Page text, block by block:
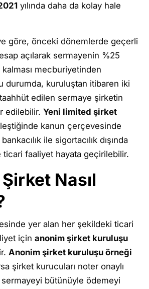
yılında daha da kolay hale
göre, önceki dönemlerde geçerli
açılarak sermayenin %25
kalması mecburiyetinden
durumda, kuruluştan itibaren iki
edilen sermaye şirketin
edilebilir. Yeni limited şirket
kanun çerçevesinde
ile sigortacılık dışında
ticari faaliyet hayata geçirilebilir.
Nasıl
yer alan her şekildeki ticari
için anonim şirket kuruluşu
Anonim şirket kuruluşu örneği
şirket kurucuları noter onaylı
bütünüyle ödemeyi